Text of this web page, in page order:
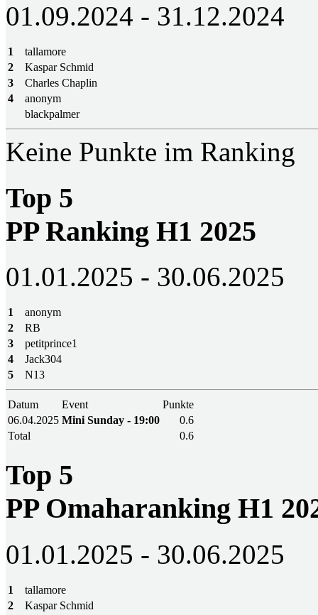
01.09.2024 - 31.12.2024
1
tallamore
2
Kaspar Schmid
3
Charles Chaplin
4
anonym
blackpalmer
Keine Punkte im Ranking
Top 5
PP Ranking H1 2025
01.01.2025 - 30.06.2025
1
anonym
2
RB
3
petitprince1
4
Jack304
5
N13
Datum Event
Punkte
06.04.2025 Mini Sunday - 19:00
0.6
Total
0.6
Top 5
PP Omaharanking H1
01.01.2025 - 30.06.2025
1
tallamore
2
Kaspar Schmid